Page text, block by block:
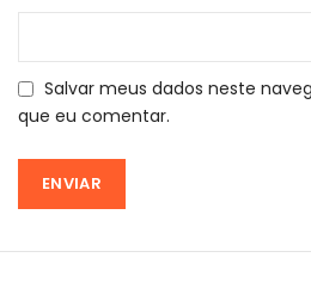
Salvar meus dados neste
que eu comentar.